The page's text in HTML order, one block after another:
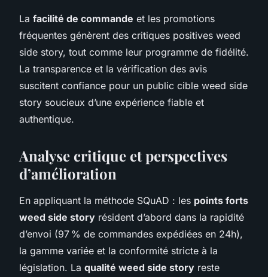
La facilité de commande et les promotions
fréquentes génèrent des critiques positives weed
side story, tout comme leur programme de fidélité.
La transparence et la vérification des avis
suscitent confiance pour un public cible weed side
story soucieux d’une expérience fiable et
authentique.
Analyse critique et perspectives
d’amélioration
En appliquant la méthode SQuAD : les points forts
weed side story résident d’abord dans la rapidité
d’envoi (97 % de commandes expédiées en 24h),
la gamme variée et la conformité stricte à la
législation. La qualité weed side story reste